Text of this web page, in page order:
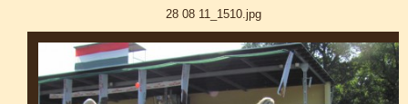
28 08 11_1510.jpg